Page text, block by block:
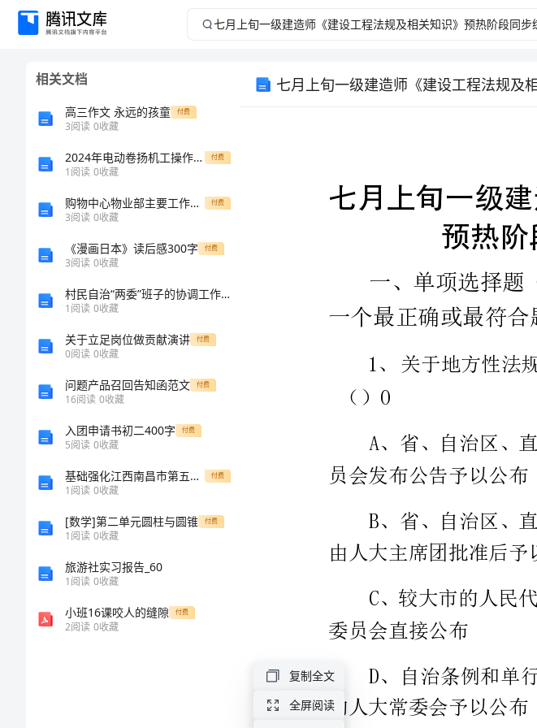
七
《建
相关文档
高三作文 永远的孩童 付费
3阅读 0收藏
2024年电动卷扬机工操作规程 付费
1阅读 0收藏
购物中心物业部主要工作内容、程序及制度 付费
3阅读 0收藏
《漫画日本》读后感300字 付费
3阅读 0收藏
村民自治“两委”班子的协调工作心得 (7)
1阅读 0收藏
关于立足岗位做贡献演讲 付费
0阅读 0收藏
问题产品召回告知函范文 付费
16阅读 0收藏
入团申请书初二400字 付费
5阅读 0收藏
基础强化江西南昌市第五中学实验学校数学七年级上册期末综合测评专题测试练习题（详解） 付费
1阅读 0收藏
[数学]第二单元圆柱与圆锥 付费
1阅读 0收藏
旅游社实习报告_60
1阅读 0收藏
小班16课咬人的缝隙 付费
2阅读 0收藏
七月上旬一级建造师《建设工程法规及
1
复制全文
全屏阅读